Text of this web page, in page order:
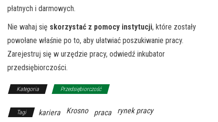
płatnych i darmowych.
Nie wahaj się skorzystać z pomocy instytucji, które zostały
powołane właśnie po to, aby ułatwiać poszukiwanie pracy.
Zarejestruj się w urzędzie pracy, odwiedź inkubator
przedsiębiorczości.
Kategoria Przedsiębiorczość
Tagi kariera Krosno praca rynek pracy